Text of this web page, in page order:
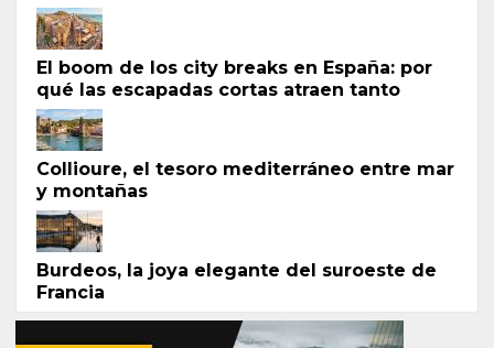
El boom de los city breaks en España: por
qué las escapadas cortas atraen tanto
Collioure, el tesoro mediterráneo entre mar
y montañas
Burdeos, la joya elegante del suroeste de
Francia